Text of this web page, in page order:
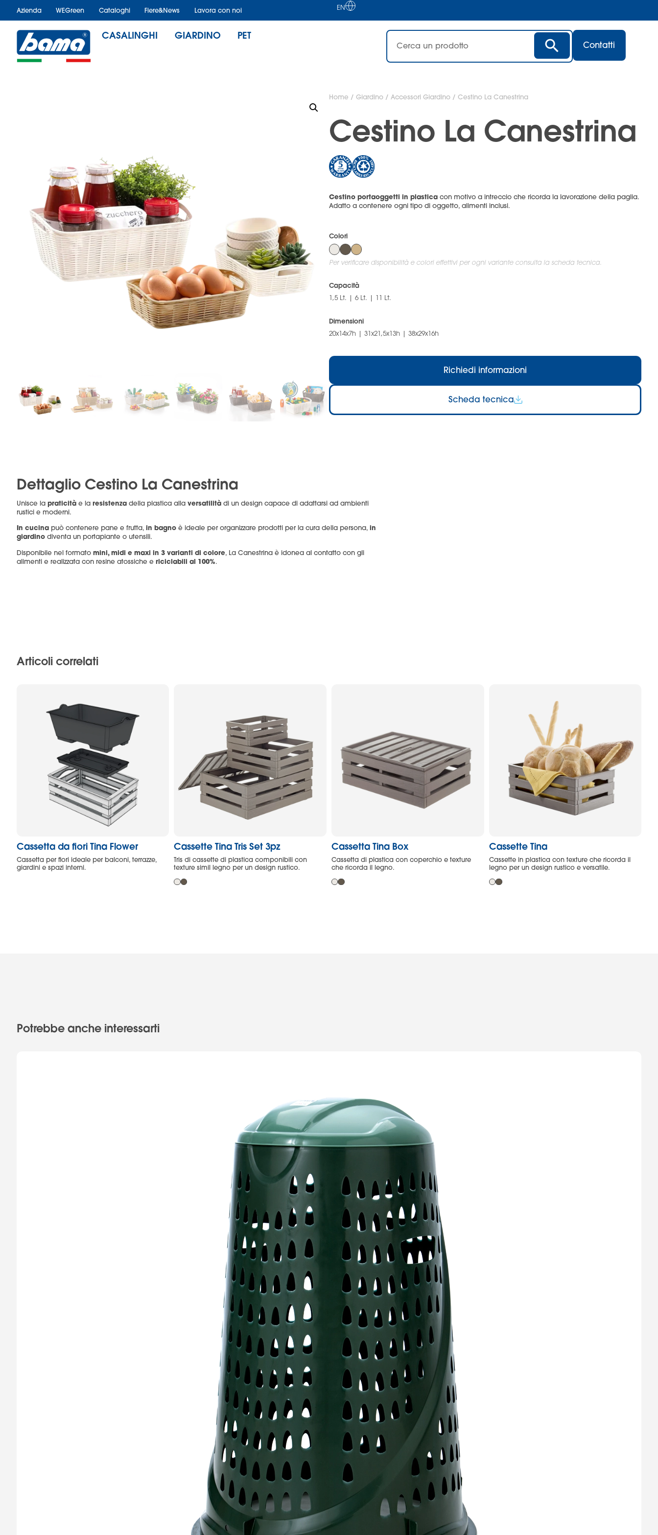
Azienda WEGreen Cataloghi Fiere&News Lavora con noi EN
CASALINGHI GIARDINO PET
Contatti
Home / Giardino / Accessori Giardino / Cestino La Canestrina
Cestino La Canestrina
Cestino portaoggetti in plastica con motivo a intreccio che ricorda la lavorazione della paglia.
Adatto a contenere ogni tipo di oggetto, alimenti inclusi.
Colori
Per verificare disponibilità e colori effettivi per ogni variante consulta la scheda tecnica.
Capacità
1,5 Lt. | 6 Lt. | 11 Lt.
Dimensioni
20x14x7h | 31x21,5x13h | 38x29x16h
Richiedi informazioni
Scheda tecnica
Dettaglio Cestino La Canestrina
Unisce la praticitàe la resistenzadella plastica alla versatilitàdi un design capace di adattarsi ad ambienti
rustici e moderni.
In cucinapuò contenere pane e frutta, in bagnoè ideale per organizzare prodotti per la cura della persona, in
giardinodiventa un portapiante o utensili.
Disponibile nel formato mini, midi e maxi in 3 varianti di colore, La Canestrina è idonea al contatto con gli
alimenti e realizzata con resine atossiche e riciclabili al 100%.
Articoli correlati
Cassetta da fiori Tina Flower
Cassetta per fiori ideale per balconi, terrazze,
giardini e spazi interni.
Cassette Tina Tris Set 3pz
Tris di cassette di plastica componibili con
texture simil legno per un design rustico.
Cassetta Tina Box
Cassetta di plastica con coperchio e texture
che ricorda il legno.
Cassette Tina
Cassette in plastica con texture che ricorda il
legno per un design rustico e versatile.
Potrebbe anche interessarti